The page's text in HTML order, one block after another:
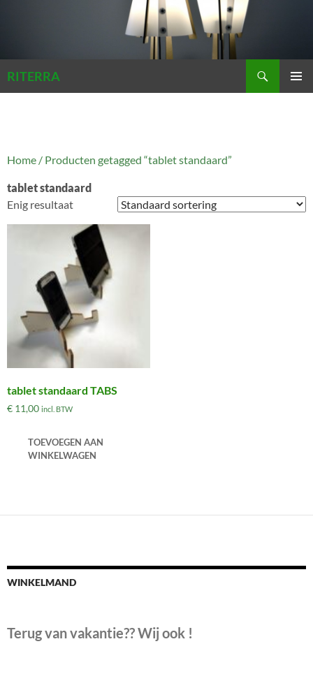
RITERRA
Home / Producten getagged “tablet standaard”
tablet standaard
Enig resultaat
tablet standaard TABS
€ 11,00 incl. BTW
TOEVOEGEN AAN
WINKELWAGEN
WINKELMAND
Terug van vakantie?? Wij ook !